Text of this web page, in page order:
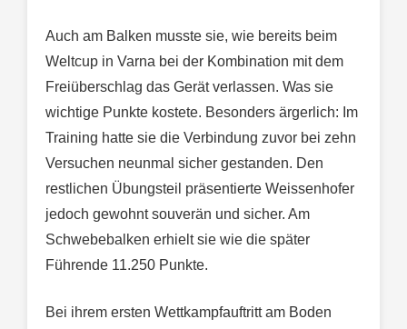
Auch am Balken musste sie, wie bereits beim
Weltcup in Varna bei der Kombination mit dem
Freiüberschlag das Gerät verlassen. Was sie
wichtige Punkte kostete. Besonders ärgerlich: Im
Training hatte sie die Verbindung zuvor bei zehn
Versuchen neunmal sicher gestanden. Den
restlichen Übungsteil präsentierte Weissenhofer
jedoch gewohnt souverän und sicher. Am
Schwebebalken erhielt sie wie die später
Führende 11.250 Punkte.
Bei ihrem ersten Wettkampfauftritt am Boden